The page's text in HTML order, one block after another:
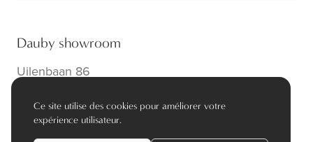
Dauby showroom
Uilenbaan 86
info@dauby.be|+32 3 354 16 86
Ce site utilise des cookies pour améliorer votre
expérience utilisateur.